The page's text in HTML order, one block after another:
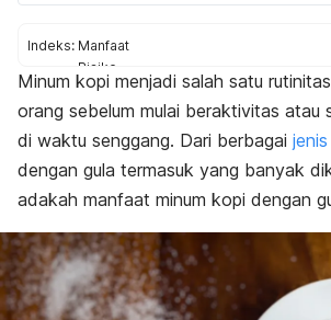
Indeks: Manfaat
Risiko
Pilihan yang lebih baik
Minum kopi menjadi salah satu
orang sebelum mulai beraktivitas atau
di waktu senggang. Dari berbagai
dengan gula termasuk yang banyak
adakah manfaat minum kopi dengan